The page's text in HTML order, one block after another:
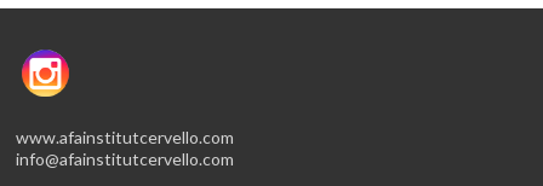
www.afainstitutcervello.com
info@afainstitutcervello.com